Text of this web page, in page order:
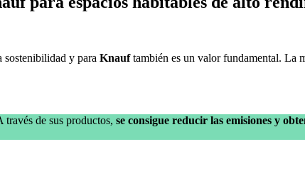
sostenibilidad y para Knauftambién es un valor fundamental. La
de sus productos, se consigue reducir las emisiones y